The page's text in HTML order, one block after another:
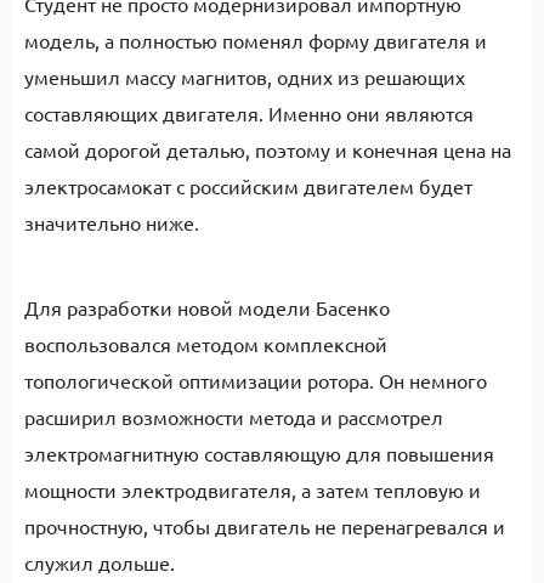
модель, а полностью поменял форму двигателя и
уменьшил массу магнитов, одних из решающих
составляющих двигателя. Именно они являются
самой дорогой деталью, поэтому и конечная цена на
электросамокат с российским двигателем будет
значительно ниже.
Для разработки новой модели Басенко
воспользовался методом комплексной
топологической оптимизации ротора. Он немного
расширил возможности метода и рассмотрел
электромагнитную составляющую для повышения
мощности электродвигателя, а затем тепловую и
прочностную, чтобы двигатель не перенагревался и
служил дольше.